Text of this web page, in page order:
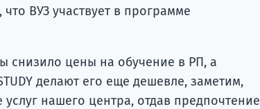
ВУЗ участвует в программе
снизило цены на обучение в РП, а
делают его еще дешевле, заметим,
нашего центра, отдав предпочтение